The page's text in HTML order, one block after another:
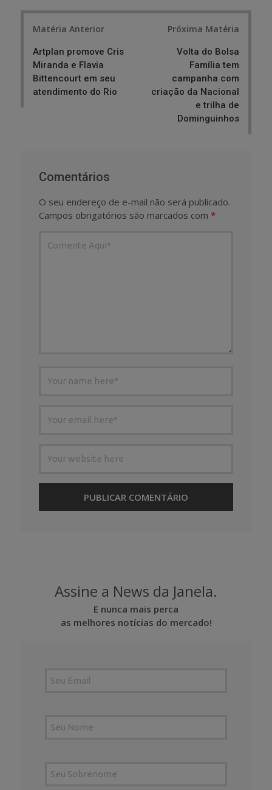
Matéria Anterior
Artplan promove Cris
Miranda e Flavia
Bittencourt em seu
atendimento do Rio
Próxima Matéria
Volta do Bolsa
Família tem
campanha com
criação da Nacional
e trilha de
Dominguinhos
Comentários
O seu endereço de e-mail não será publicado.
Campos obrigatórios são marcados com *
Assine a News da Janela.
E nunca mais perca
as melhores notícias do mercado!